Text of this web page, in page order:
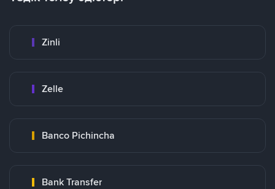
Zinli
Zelle
Banco Pichincha
Bank Transfer